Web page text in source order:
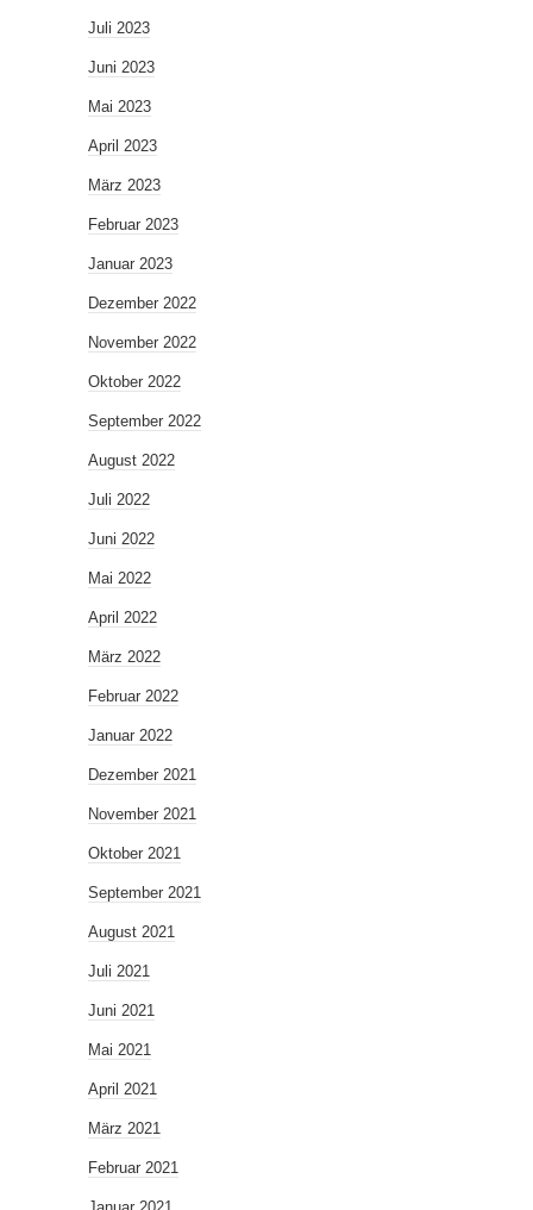
Juli 2023
Juni 2023
Mai 2023
April 2023
März 2023
Februar 2023
Januar 2023
Dezember 2022
November 2022
Oktober 2022
September 2022
August 2022
Juli 2022
Juni 2022
Mai 2022
April 2022
März 2022
Februar 2022
Januar 2022
Dezember 2021
November 2021
Oktober 2021
September 2021
August 2021
Juli 2021
Juni 2021
Mai 2021
April 2021
März 2021
Februar 2021